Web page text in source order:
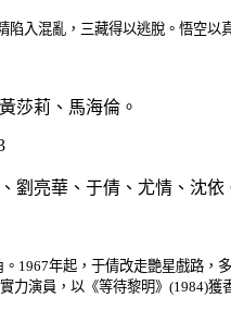
混亂，三藏得以逃脫。悟空以
莎莉、馬海倫。
、劉亮華 、于倩 、 尤情、沈依
1967年起，于倩改走艷星戲路，
演員，以《等待黎明》(1984)獲